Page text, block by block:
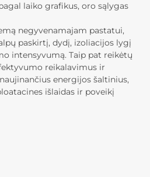
laiko grafikus, oro sąlygas
negyvenamajam pastatui,
paskirtį, dydį, izoliacijos lygį
intensyvumą. Taip pat reikėtų
reikalavimus ir
energijos šaltinius,
išlaidas ir poveikį